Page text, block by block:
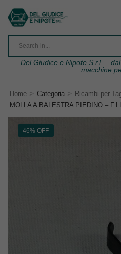
Del Giudice e Nipote S.r.l. –
macchine
Home > Categoria > Ricambi per
MOLLA A BALESTRA PIEDINO –
46% OFF